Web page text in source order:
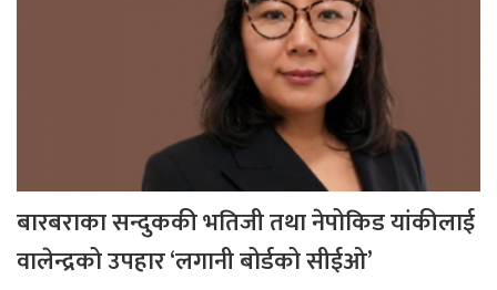
बारबराका सन्दुककी भतिजी तथा नेपोकिड यांकीलाई
वालेन्द्रको उपहार ‘लगानी बोर्डको सीईओ’